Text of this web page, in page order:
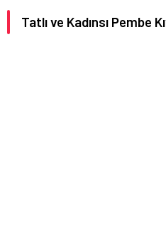
Tatlı ve Kadınsı Pembe